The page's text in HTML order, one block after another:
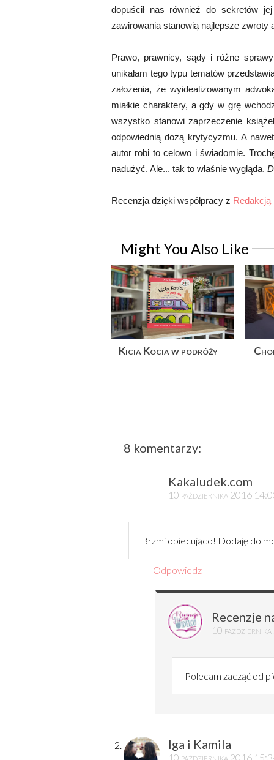
dopuścił nas również do sekretów
zawirowania stanowią najlepsze zwroty
Prawo, prawnicy, sądy i różne
unikałam tego typu tematów
założenia, że wyidealizowanym
miałkie charaktery, a gdy w grę
wszystko stanowi zaprzeczenie
odpowiednią dozą krytycyzmu. A
autor robi to celowo i świadomie.
nadużyć. Ale... tak to właśnie wygląda.
Recenzja dzięki współpracy z Redakcją
Might You Also Like
Kicia Kocia w podróży
8 komentarzy:
Kakaludek.com
10 października 2016
Brzmi obiecująco! Dodaję do
Odpowiedz
Recenzje
10
Polecam zacząć od
Iga i Kamila
10 października 2016